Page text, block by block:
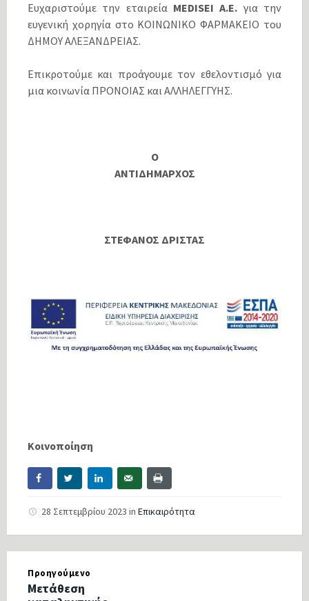
Ευχαριστούμε την εταιρεία MEDISEI A.E. για την
ευγενική χορηγία στο ΚΟΙΝΩΝΙΚΟ ΦΑΡΜΑΚΕΙΟ του
ΔΗΜΟΥ ΑΛΕΞΑΝΔΡΕΙΑΣ.
Επικροτούμε και προάγουμε τον εθελοντισμό για
μια κοινωνία ΠΡΟΝΟΙΑΣ και ΑΛΛΗΛΕΓΓΥΗΣ.
Ο
ΑΝΤΙΔΗΜΑΡΧΟΣ
ΣΤΕΦΑΝΟΣ ΔΡΙΣΤΑΣ
Κοινοποίηση
28 Σεπτεμβρίου 2023 in Επικαιρότητα
Προηγούμενο
Μετάθεση